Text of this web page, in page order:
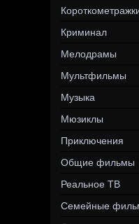
Криминал
Мелодрамы
Мультфильмы
Музыка
Мюзиклы
Приключения
Общие фильмы
Реальное ТВ
Семейные